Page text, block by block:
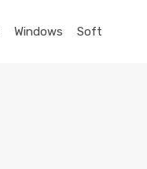
Windows Soft